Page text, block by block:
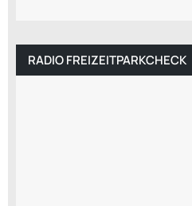
RADIO FREIZEITPARKCHECK